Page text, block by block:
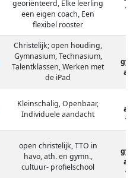
georiënteerd, Elke leerling
een eigen coach, Een
flexibel rooster
Christelijk; open houding,
Gymnasium, Technasium,
Talentklassen, Werken met
de iPad
Kleinschalig, Openbaar,
Individuele aandacht
open christelijk, TTO in
havo, ath. en gymn.,
cultuur- profielschool